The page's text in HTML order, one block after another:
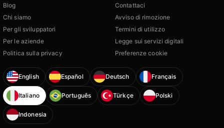
Blog
Chi siamo
Per gli sviluppatori
Per le aziende
Politica sulla privacy
Contattaci
Avviso di rimozione
Termini di utilizzo
Legge sui servizi digitali
Preferenze cookie
English Español Deutsch Français
Italiano Português Türkçe Polski
Indonesia